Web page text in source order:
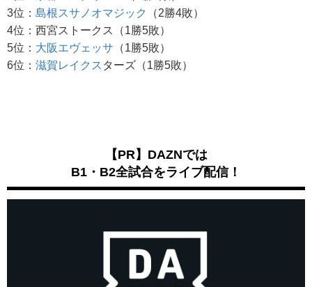
3位： 島根スサノオマジック
（2勝4敗）
4位：西宮ストークス（1勝5敗）
5位： 大阪エヴェッサ （1勝5敗）
6位： 滋賀レイクス ターズ（1勝5敗）
【PR】DAZNでは
B1・B2全試合をライブ配信！